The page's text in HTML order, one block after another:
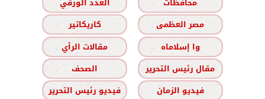
مصر العظمى
كاريكاتير
وا إسلاماه
مقالات الرأي
مقال رئيس التحرير
الصحف
فيديو الزمان
فيديو رئيس التحرير